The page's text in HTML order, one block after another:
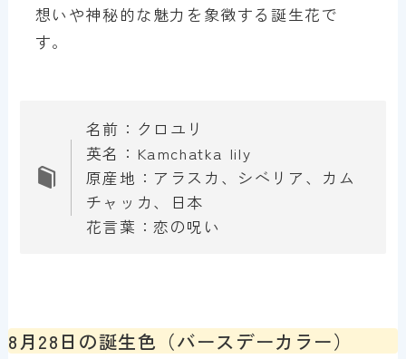
想いや神秘的な魅力を象徴する誕生花で
す。
名前：クロユリ
英名：Kamchatka lily
原産地：アラスカ、シベリア、カム
チャッカ、日本
花言葉：恋の呪い
8月28日の誕生色（バースデーカラー）